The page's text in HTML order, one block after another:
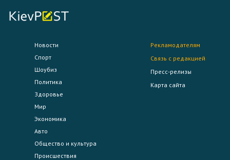
Новости
Спорт
Шоубиз
Политика
Здоровье
Мир
Экономика
Авто
Общество и культура
Происшествия
Рекламодателям
Связь с редакцией
Пресс-релизы
Карта сайта